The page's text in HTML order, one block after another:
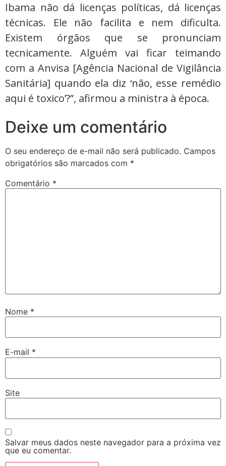
Ibama não dá licenças políticas, dá licenças
técnicas. Ele não facilita e nem dificulta.
Existem órgãos que se pronunciam
tecnicamente. Alguém vai ficar teimando
com a Anvisa [Agência Nacional de Vigilância
Sanitária] quando ela diz ‘não, esse remédio
aqui é toxico’?”, afirmou a ministra à época.
Deixe um comentário
O seu endereço de e-mail não será publicado. Campos
obrigatórios são marcados com *
Comentário *
Nome *
E-mail *
Site
Salvar meus dados neste navegador para a próxima vez
que eu comentar.